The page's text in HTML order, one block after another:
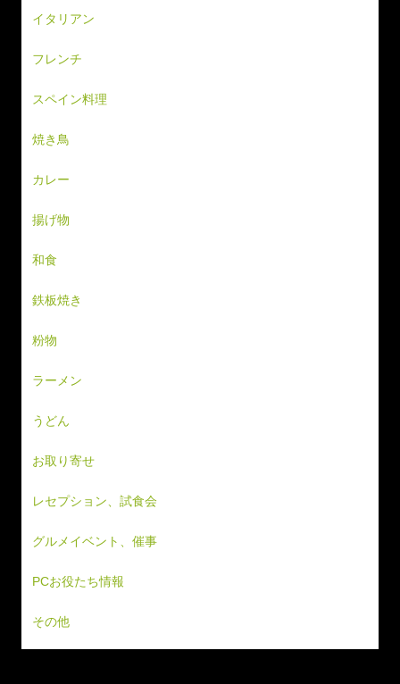
イタリアン
フレンチ
スペイン料理
焼き鳥
カレー
揚げ物
和食
鉄板焼き
粉物
ラーメン
うどん
お取り寄せ
レセプション、試食会
グルメイベント、催事
PCお役たち情報
その他